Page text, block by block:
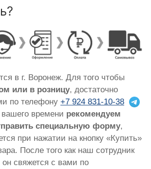
в г. Воронеж. Для того чтобы
или в розницу, достаточно
по телефону +7 924 831-10-38
времени рекомендуем
специальную форму,
при нажатии на кнопку «Купить»
После того как наш сотрудник
он свяжется с вами по